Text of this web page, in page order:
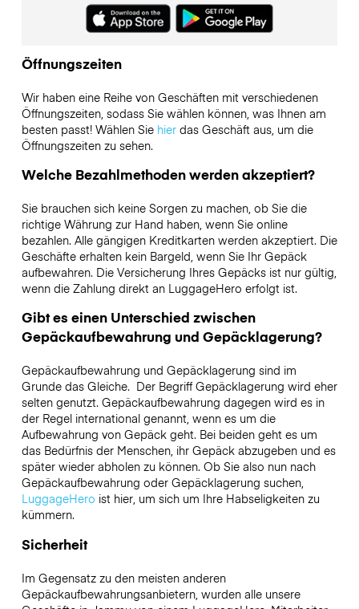
Öffnungszeiten
Wir haben eine Reihe von Geschäften mit verschiedenen
Öffnungszeiten, sodass Sie wählen können, was Ihnen am
besten passt! Wählen Sie hierdas Geschäft aus, um die
Öffnungszeiten zu sehen.
Welche Bezahlmethoden werden akzeptiert?
Sie brauchen sich keine Sorgen zu machen, ob Sie die
richtige Währung zur Hand haben, wenn Sie online
bezahlen. Alle gängigen Kreditkarten werden akzeptiert. Die
Geschäfte erhalten kein Bargeld, wenn Sie Ihr Gepäck
aufbewahren. Die Versicherung Ihres Gepäcks ist nur gültig,
wenn die Zahlung direkt an LuggageHero erfolgt ist.
Gibt es einen Unterschied zwischen
Gepäckaufbewahrung und Gepäcklagerung?
Gepäckaufbewahrung und Gepäcklagerung sind im
Grunde das Gleiche. Der Begriff Gepäcklagerung wird eher
selten genutzt. Gepäckaufbewahrung dagegen wird es in
der Regel international genannt, wenn es um die
Aufbewahrung von Gepäck geht. Bei beiden geht es um
das Bedürfnis der Menschen, ihr Gepäck abzugeben und es
später wieder abholen zu können. Ob Sie also nun nach
Gepäckaufbewahrung oder Gepäcklagerung suchen,
LuggageHero ist hier, um sich um Ihre Habseligkeiten zu
kümmern.
Sicherheit
Im Gegensatz zu den meisten anderen
Gepäckaufbewahrungsanbietern, wurden alle unsere